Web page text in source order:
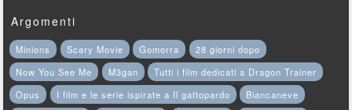
Argomenti
Minions Scary Movie Gomorra
28 giorni dopo
Now You See Me
M3gan
Tutti i film dedicati a Dragon Trainer
Opus
I film e le serie ispirate a Il gattopardo
Biancaneve